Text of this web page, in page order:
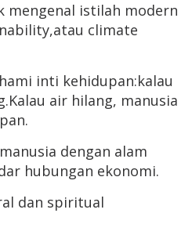
mengenal istilah modern
climate
inti kehidupan:kalau
air hilang, manusia
dengan alam
hubungan ekonomi.
dan spiritual